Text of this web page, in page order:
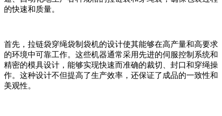
的快速和质量。
首先，拉链袋穿绳袋制袋机的设计使其能够在高产量和高要求
的环境中可靠工作。这些机器通常采用先进的伺服控制系统和
精密的模具设计，能够实现快速而准确的裁切、封口和穿绳操
作。这种设计不但提高了生产效率，还保证了成品的一致性和
美观性。